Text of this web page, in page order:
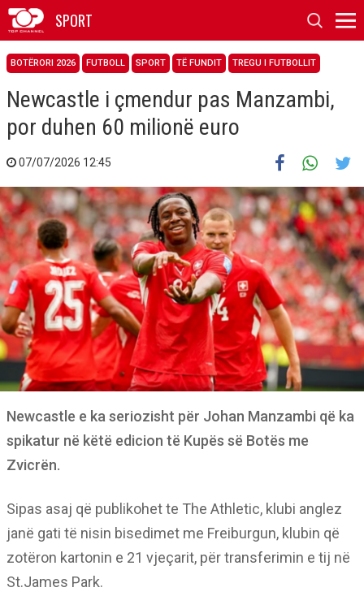
SPORT
BOTËRORI 2026 FUTBOLL SPORT TË FUNDIT TREGU I FUTBOLLIT
Newcastle i çmendur pas Manzambi,
por duhen 60 milionë euro
07/07/2026 12:45
Newcastle e ka seriozisht për Johan Manzambi që ka
spikatur në këtë edicion të Kupës së Botës me
Zvicrën.
Sipas asaj që publikohet te The Athletic, klubi anglez
janë gati të nisin bisedimet me Freiburgun, klubin që
zotëron kartonin e 21 vjeçarit, për transferimin e tij në
St.James Park.